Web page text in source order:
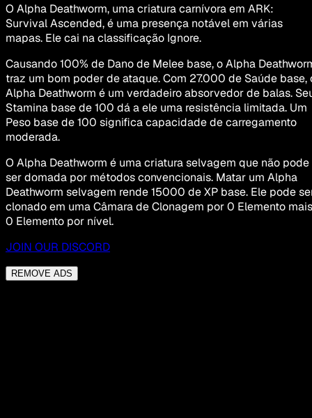
O Alpha Deathworm, uma criatura carnívora em ARK:
Survival Ascended, é uma presença notável em várias
mapas. Ele cai na classificação Ignore.
Causando 100% de Dano de Melee base, o Alpha
traz um bom poder de ataque. Com 27.000 de Saúde base,
Alpha Deathworm é um verdadeiro absorvedor de balas.
Stamina base de 100 dá a ele uma resistência limitada. Um
Peso base de 100 significa capacidade de carregamento
moderada.
O Alpha Deathworm é uma criatura selvagem que não pode
ser domada por métodos convencionais. Matar um Alpha
Deathworm selvagem rende 15000 de XP base. Ele pode
clonado em uma Câmara de Clonagem por 0 Elemento mais
0 Elemento por nível.
JOIN OUR DISCORD
REMOVE ADS